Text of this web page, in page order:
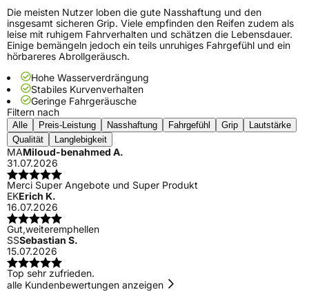
Die meisten Nutzer loben die gute Nasshaftung und den
insgesamt sicheren Grip. Viele empfinden den Reifen zudem als
leise mit ruhigem Fahrverhalten und schätzen die Lebensdauer.
Einige bemängeln jedoch ein teils unruhiges Fahrgefühl und ein
hörbareres Abrollgeräusch.
Hohe Wasserverdrängung
Stabiles Kurvenverhalten
Geringe Fahrgeräusche
Filtern nach
Alle Preis-Leistung Nasshaftung Fahrgefühl Grip
Lautstärke
Qualität
Langlebigkeit
MAMiloud-benahmed A.
31.07.2026
Merci Super Angebote und Super Produkt
EKErich K.
16.07.2026
Gut,weiteremphellen
SSSebastian S.
15.07.2026
Top sehr zufrieden.
alle Kundenbewertungen anzeigen